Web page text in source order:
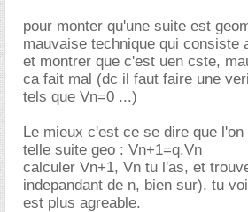
pour monter qu'une suite est
mauvaise technique qui consiste
et montrer que c'est uen cste,
ca fait mal (dc il faut faire une
tels que Vn=0 ...)
Le mieux c'est ce se dire que
telle suite geo : Vn+1=q.Vn
calculer Vn+1, Vn tu l'as, et
indepandant de n, bien sur). tu
est plus agreable.